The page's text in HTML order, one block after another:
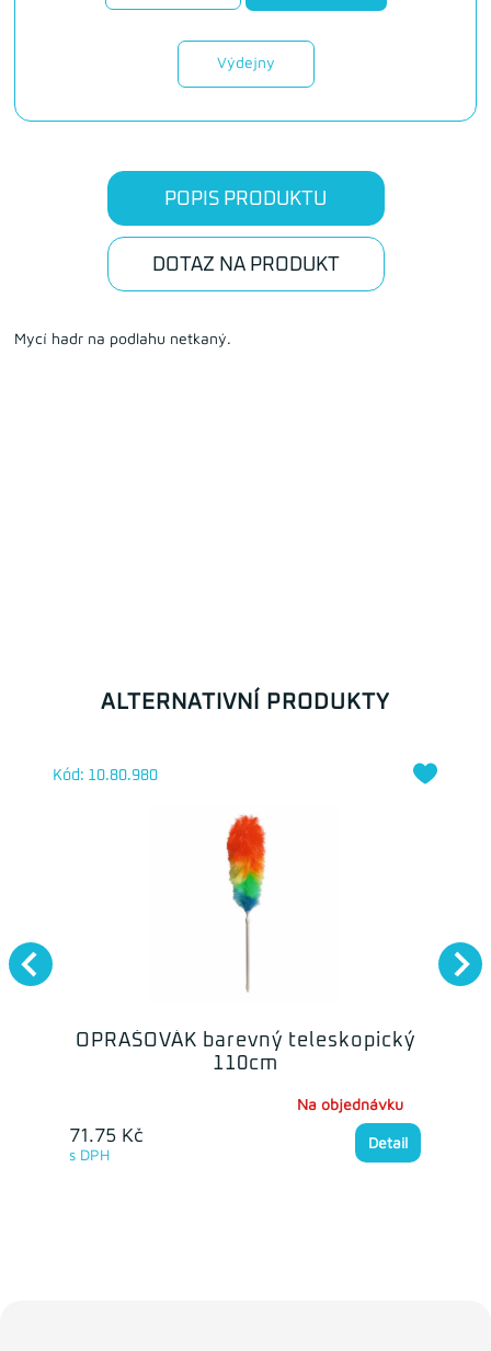
Výdejny
POPIS PRODUKTU
DOTAZ NA PRODUKT
Mycí hadr na podlahu netkaný.
ALTERNATIVNÍ PRODUKTY
OPRAŠOVÁK barevný teleskopický
110cm
Kód: 10.80.980
71.75 Kč
s DPH
Na objednávku
Detail